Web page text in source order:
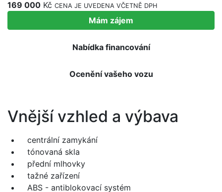
169 000 Kč CENA JE UVEDENA VČETNĚ DPH
Mám zájem
Nabídka financování
Ocenění vašeho vozu
Vnější vzhled a výbava
centrální zamykání
tónovaná skla
přední mlhovky
tažné zařízení
ABS - antiblokovací systém